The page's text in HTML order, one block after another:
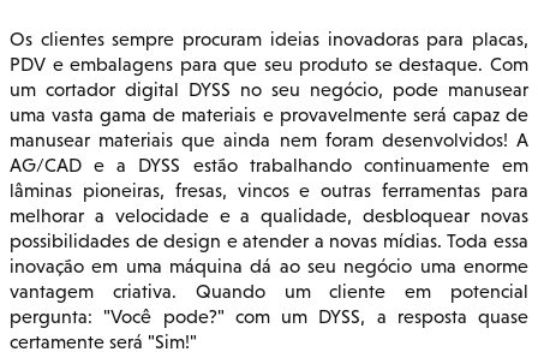
Os clientes sempre procuram ideias inovadoras para placas,
PDV e embalagens para que seu produto se destaque. Com
um cortador digital DYSS no seu negócio, pode manusear
uma vasta gama de materiais e provavelmente será capaz de
manusear materiais que ainda nem foram desenvolvidos! A
AG/CAD e a DYSS estão trabalhando continuamente em
lâminas pioneiras, fresas, vincos e outras ferramentas para
melhorar a velocidade e a qualidade, desbloquear novas
possibilidades de design e atender a novas mídias. Toda essa
inovação em uma máquina dá ao seu negócio uma enorme
vantagem criativa. Quando um cliente em potencial
pergunta: "Você pode?" com um DYSS, a resposta quase
certamente será "Sim!"